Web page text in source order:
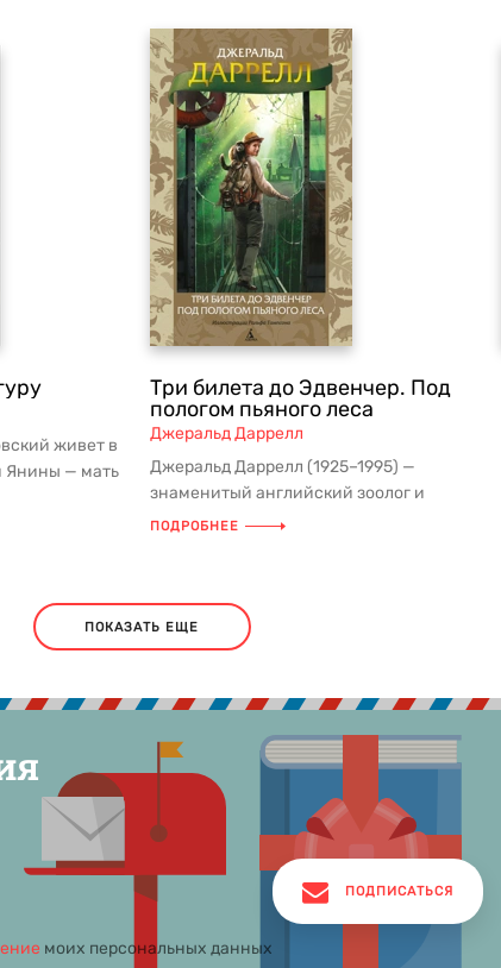
живет в
Янины — мать
Три билета до Эдвенчер. Под
пологом пьяного леса
Джеральд Даррелл
Джеральд Даррелл (1925–1995) —
знаменитый английский зоолог и
путешественник, одна из культовых
ПОДРОБНЕЕ
ПОКАЗАТЬ ЕЩЕ
моих персональных данных
ПОДПИСАТЬСЯ